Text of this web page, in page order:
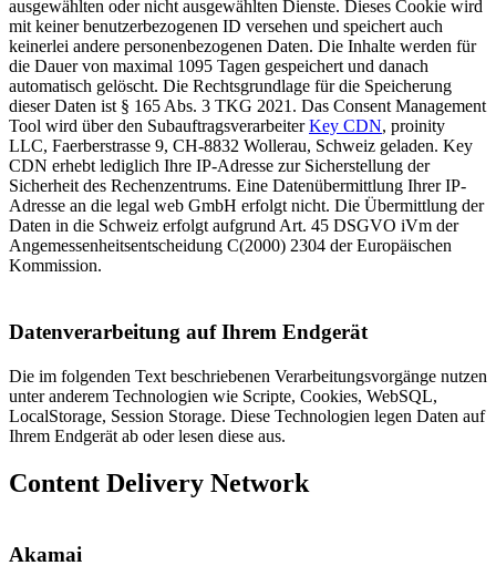
ausgewählten oder nicht ausgewählten Dienste. Dieses Cookie wird
mit keiner benutzerbezogenen ID versehen und speichert auch
keinerlei andere personenbezogenen Daten. Die Inhalte werden für
die Dauer von maximal 1095 Tagen gespeichert und danach
automatisch gelöscht. Die Rechtsgrundlage für die Speicherung
dieser Daten ist § 165 Abs. 3 TKG 2021. Das Consent Management
Tool wird über den SubauftragsverarbeiterKey CDN, proinity
LLC, Faerberstrasse 9, CH-8832 Wollerau, Schweiz geladen. Key
CDN erhebt lediglich Ihre IP-Adresse zur Sicherstellung der
Sicherheit des Rechenzentrums. Eine Datenübermittlung Ihrer IP-
Adresse an die legal web GmbH erfolgt nicht. Die Übermittlung der
Daten in die Schweiz erfolgt aufgrund Art. 45 DSGVO iVm der
Angemessenheitsentscheidung C(2000) 2304 der Europäischen
Kommission.
Datenverarbeitung auf Ihrem Endgerät
Die im folgenden Text beschriebenen Verarbeitungsvorgänge nutzen
unter anderem Technologien wie Scripte, Cookies, WebSQL,
LocalStorage, Session Storage. Diese Technologien legen Daten auf
Ihrem Endgerät ab oder lesen diese aus.
Content Delivery Network
Akamai